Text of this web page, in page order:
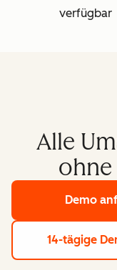
(weitere
API-Tools
verfügbar
Alle
ohne
Demo
14-tägige